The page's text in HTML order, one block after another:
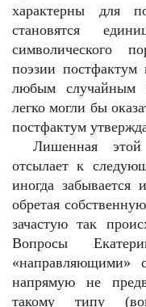
характерны для
становятся
символического
поэзии постфактум
любым случайным
легко могли бы
постфактум
Лишенная этой
отсылает к
иногда
обретая
зачастую так
Вопросы
«направляющими»
напрямую не
такому типу